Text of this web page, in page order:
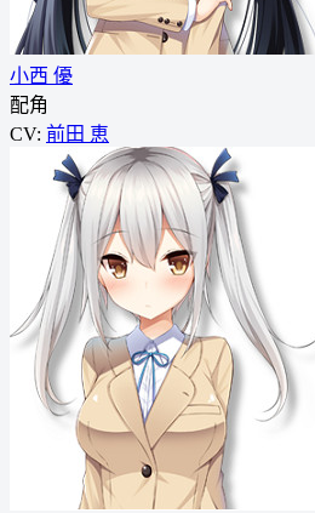
小西 優
配角
CV: 前田 恵